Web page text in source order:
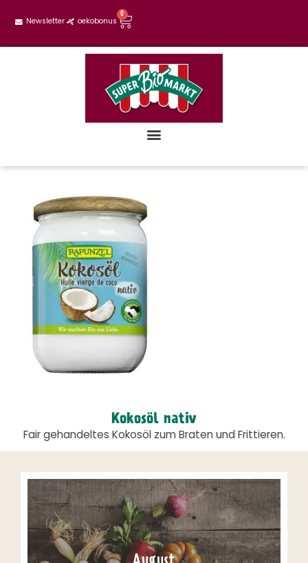
Newsletter oekobonus
0
Kokosöl nativ
Fair gehandeltes Kokosöl zum Braten und Frittieren.